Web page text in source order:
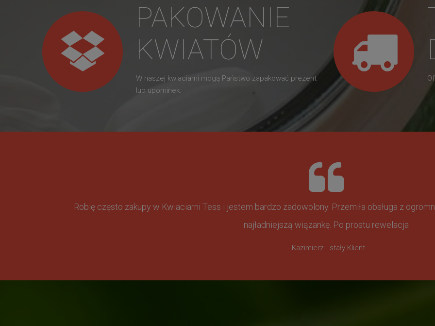
PAKOWANIE
KWIATÓW
W naszej kwiaciarni mogą Państwo zapakować prezent
lub upominek.
Robię często zakupy w Kwiaciarni Tess i jestem bardzo zadowolony. Przemiła obsługa z
najładniejszą wiązankę. Po prostu rewelacja
- Kazimierz - stały Klient